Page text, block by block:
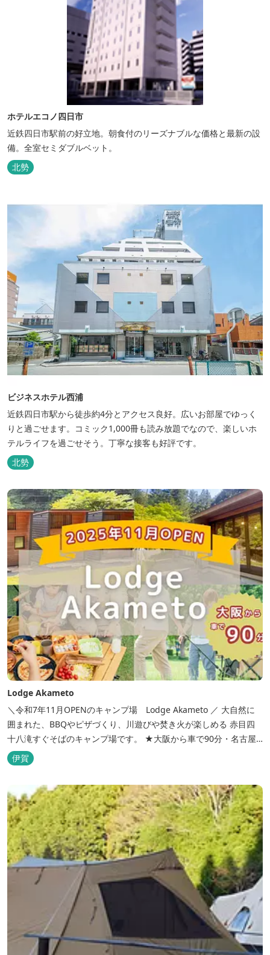
ホテルエコノ四日市
近鉄四日市駅前の好立地。朝食付のリーズナブルな価格と最新の設
備。全室セミダブルベット。
北勢
ビジネスホテル西浦
近鉄四日市駅から徒歩約4分とアクセス良好。広いお部屋でゆっく
りと過ごせます。コミック1,000冊も読み放題でなので、楽しいホ
テルライフを過ごせそう。丁寧な接客も好評です。
北勢
Lodge Akameto
＼令和7年11月OPENのキャンプ場 Lodge Akameto ／ 大自然に
囲まれた、BBQやピザづくり、川遊びや焚き火が楽しめる 赤目四
十八滝すぐそばのキャンプ場です。 ★大阪から車で90分・名古屋
から120分の好アクセス！ ★専用テラス付きバンガローでは、BBQ
をしながら子どもが川遊びをしているのが見れる！ ★Wi-Fiがつな
伊賀